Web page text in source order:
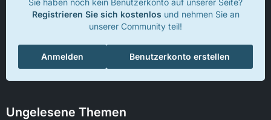
Sie haben noch kein Benutzerkonto auf unserer Seite?
Registrieren Sie sich kostenlos und nehmen Sie an
unserer Community teil!
Benutzerkonto erstellen
Anmelden
Ungelesene Themen